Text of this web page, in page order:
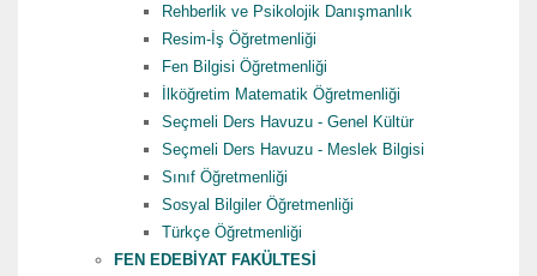
Rehberlik ve Psikolojik Danışmanlık
Resim-İş Öğretmenliği
Fen Bilgisi Öğretmenliği
İlköğretim Matematik Öğretmenliği
Seçmeli Ders Havuzu - Genel Kültür
Seçmeli Ders Havuzu - Meslek Bilgisi
Sınıf Öğretmenliği
Sosyal Bilgiler Öğretmenliği
Türkçe Öğretmenliği
FEN EDEBİYAT FAKÜLTESİ